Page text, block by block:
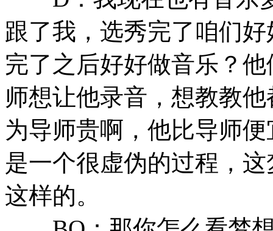
跟了我，选秀完了咱们
完了之后好好做音乐？
师想让他录音，想教教
为导师贵啊，他比导师
是一个很虚伪的过程，
这样的。